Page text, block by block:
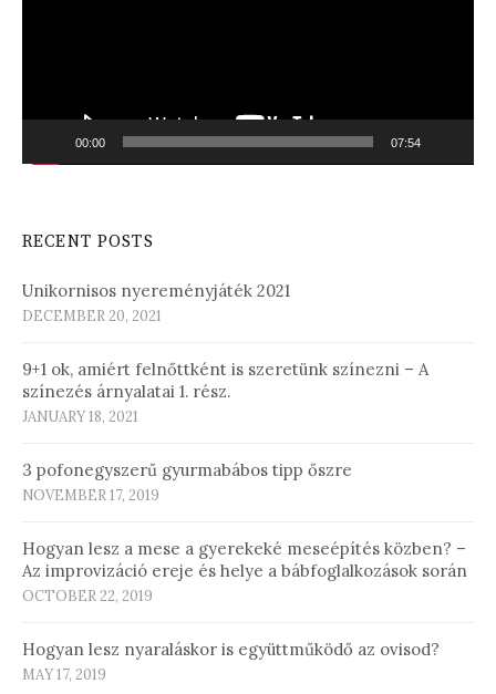
00:00 07:54
RECENT POSTS
Unikornisos nyereményjáték 2021
DECEMBER 20, 2021
9+1 ok, amiért felnőttként is szeretünk színezni – A
színezés árnyalatai 1. rész.
JANUARY 18, 2021
3 pofonegyszerű gyurmabábos tipp őszre
NOVEMBER 17, 2019
Hogyan lesz a mese a gyerekeké meseépítés közben? –
Az improvizáció ereje és helye a bábfoglalkozások során
OCTOBER 22, 2019
Hogyan lesz nyaraláskor is együttműködő az ovisod?
MAY 17, 2019